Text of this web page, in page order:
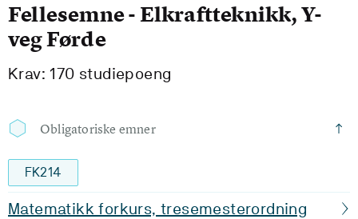
Fellesemne - Elkraftteknikk, Y-
veg Førde
Krav: 170 studiepoeng
Obligatoriske emner
FK214
Matematikk forkurs, tresemesterordning